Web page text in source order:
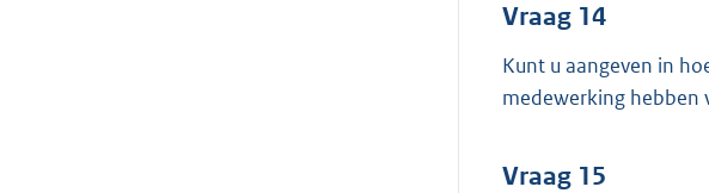
Vraag 14
Kunt u aangeven in
medewerking hebben
Vraag 15